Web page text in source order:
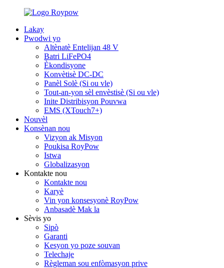
Lakay
Pwodwi yo
Altènatè Entelijan 48 V
Batri LiFePO4
Èkondisyone
Konvètisè DC-DC
Panèl Solè (Si ou vle)
Tout-an-yon sèl envèstisè (Si ou vle)
Inite Distribisyon Pouvwa
EMS (XTouch7+)
Nouvèl
Konsènan nou
Vizyon ak Misyon
Poukisa RoyPow
Istwa
Globalizasyon
Kontakte nou
Kontakte nou
Karyè
Vin yon konsesyonè RoyPow
Anbasadè Mak la
Sèvis yo
Sipò
Garanti
Kesyon yo poze souvan
Telechaje
Règleman sou enfòmasyon prive